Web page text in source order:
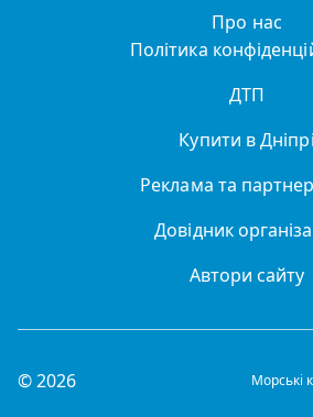
Про нас
Політика
ДТП
Купити в Дніпрі
Реклама та
Довідник
Автори сайту
© 2026 Морські